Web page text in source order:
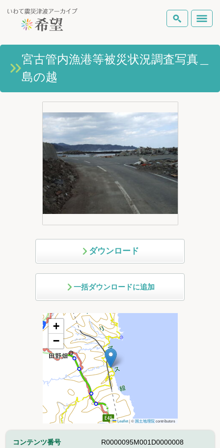
いわて震災津波アーカイブとは
岩手県の被害状況
ピックアップコンテンツ
Foreign Laguage
検索
宮古管内漁港等被災状況調査写真＿
島の越
ダウンロード
一括ダウンロードに追加
+
−
Leaflet|©国土地理院contributors
コンテンツ番号 R0000095M001D0000008